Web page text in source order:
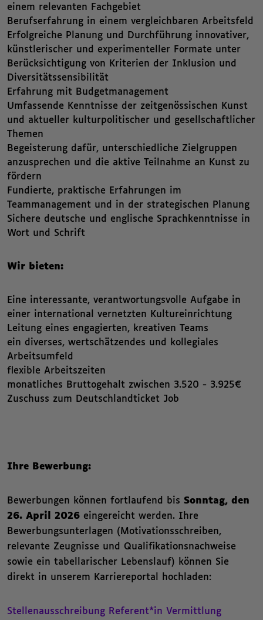
einem relevanten Fachgebiet
Berufserfahrung in einem vergleichbaren Arbeitsfeld
Erfolgreiche Planung und Durchführung innovativer,
künstlerischer und experimenteller Formate unter
Berücksichtigung von Kriterien der Inklusion und
Diversitätssensibilität
Erfahrung mit Budgetmanagement
Umfassende Kenntnisse der zeitgenössischen Kunst
und aktueller kulturpolitischer und gesellschaftlicher
Themen
Begeisterung dafür, unterschiedliche Zielgruppen
anzusprechen und die aktive Teilnahme an Kunst zu
fördern
Fundierte, praktische Erfahrungen im
Teammanagement und in der strategischen Planung
Sichere deutsche und englische Sprachkenntnisse in
Wort und Schrift
Wir bieten:
Eine interessante, verantwortungsvolle Aufgabe in
einer international vernetzten Kultureinrichtung
Leitung eines engagierten, kreativen Teams
ein diverses, wertschätzendes und kollegiales
Arbeitsumfeld
flexible Arbeitszeiten
monatliches Bruttogehalt zwischen 3.520 - 3.925€
Zuschuss zum Deutschlandticket Job
Ihre Bewerbung:
Bewerbungen können fortlaufend bis Sonntag, den
26. April 2026 eingereicht werden. Ihre
Bewerbungsunterlagen (Motivationsschreiben,
relevante Zeugnisse und Qualifikationsnachweise
sowie ein tabellarischer Lebenslauf) können Sie
direkt in unserem Karriereportal hochladen:
Stellenausschreibung Referent*in Vermittlung